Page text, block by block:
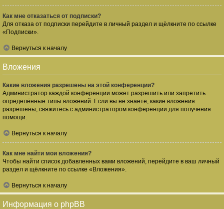
Как мне отказаться от подписки?
Для отказа от подписки перейдите в личный раздел и щёлкните по ссылке
«Подписки».
Вернуться к началу
Вложения
Какие вложения разрешены на этой конференции?
Администратор каждой конференции может разрешить или запретить
определённые типы вложений. Если вы не знаете, какие вложения
разрешены, свяжитесь с администратором конференции для получения
помощи.
Вернуться к началу
Как мне найти мои вложения?
Чтобы найти список добавленных вами вложений, перейдите в ваш личный
раздел и щёлкните по ссылке «Вложения».
Вернуться к началу
Информация о phpBB